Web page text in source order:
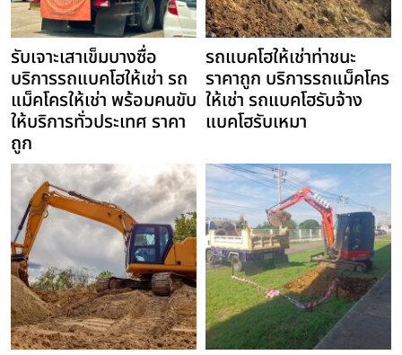
รับเจาะเสาเข็มบางซื่อ
บริการรถแบคโฮให้เช่า รถ
แม็คโครให้เช่า พร้อมคนขับ
ให้บริการทั่วประเทศ ราคา
ถูก
รถแบคโฮให้เช่าท่าชนะ
ราคาถูก บริการรถแม็คโคร
ให้เช่า รถแบคโฮรับจ้าง
แบคโฮรับเหมา